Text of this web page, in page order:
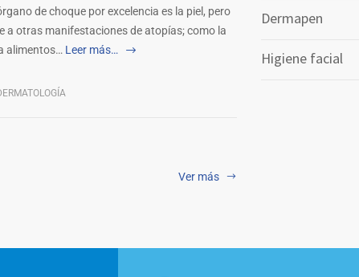
de choque por excelencia es la piel, pero
a otras manifestaciones de atopías; como la
alimentos… Leer más…
Ver más
Dermapen
Higiene facial